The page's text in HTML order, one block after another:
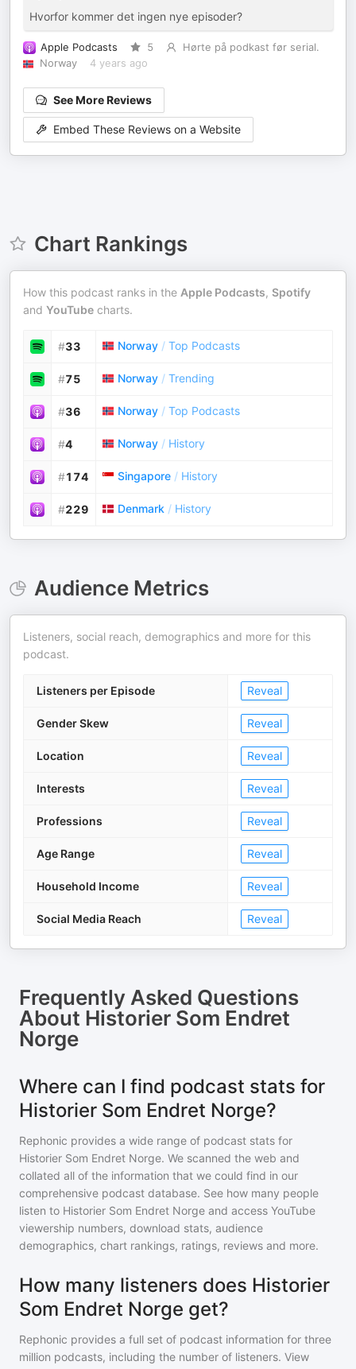
Hvorfor kommer det ingen nye episoder?
Apple Podcasts 5
Hørte på podkast før serial.
Norway
4 years ago
See More Reviews
Embed These Reviews on a Website
Chart Rankings
How this podcast ranks in the Apple Podcasts, Spotify
and YouTube charts.
#33 Norway / Top Podcasts
#75 Norway / Trending
#36 Norway / Top Podcasts
#4 Norway / History
#174 Singapore / History
#229 Denmark / History
Audience Metrics
Listeners, social reach, demographics and more for this
podcast.
Listeners per Episode Reveal
Gender Skew Reveal
Location Reveal
Interests Reveal
Professions Reveal
Age Range Reveal
Household Income Reveal
Social Media Reach Reveal
Frequently Asked Questions
About Historier Som Endret
Norge
Where can I find podcast stats for
Historier Som Endret Norge?
Rephonic provides a wide range of podcast stats for
Historier Som Endret Norge. We scanned the web and
collated all of the information that we could find in our
comprehensive podcast database. See how many people
listen to Historier Som Endret Norge and access YouTube
viewership numbers, download stats, audience
demographics, chart rankings, ratings, reviews and more.
How many listeners does Historier
Som Endret Norge get?
Rephonic provides a full set of podcast information for three
million podcasts, including the number of listeners. View